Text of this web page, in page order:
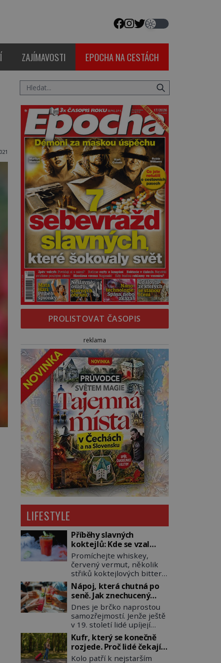
ZAJÍMAVOSTI EPOCHA NA CESTÁCH
PROLISTOVAT ČASOPIS
reklama
LIFESTYLE
Příběhy slavných
koktejlů: Kde se vzal
Manhattan a Bloody
Mary?
Promíchejte whiskey,
červený vermut, několik
střiků koktejlových bitters
a led, sceďte, ozdobte
koktejlovou třešinkou a
tadá… Manhattan je tu! A
pokud to má být skutečně
on, dejte si pozor, ať místo
klasické americké rye
whiskey či klidně
bourbonu nepoužijete
skotskou whisku. Co se
Nápoj, která chutná po
seně. Jak znechucený
Američan vymyslel brčko
Dnes je brčko naprostou
samozřejmostí. Jenže ještě
v 19. století lidé upíjejí
limonády i koktejly dutými
stébly žita nebo žitné
slámy. Fungují sice dobře,
mají ale jednu
Kufr, který se konečně
rozjede. Proč lidé čekají
na kolečka téměř pět
Kolo patří k nejstarším